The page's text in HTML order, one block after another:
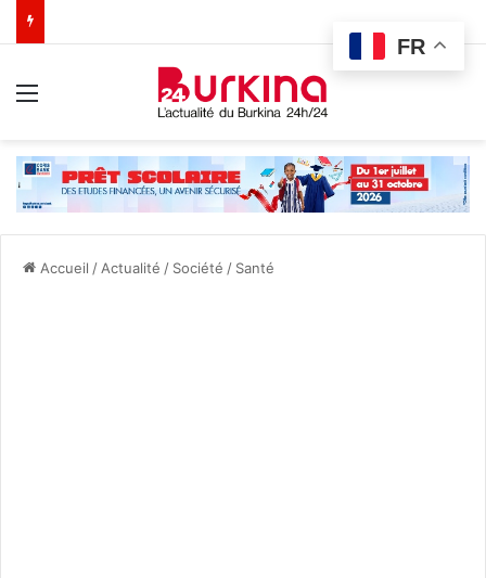
Accueil / Actualité / Société / Santé
FR